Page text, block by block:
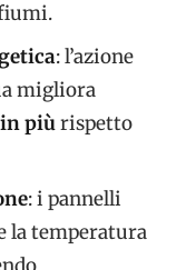
: l’azione
migliora
piùrispetto
: i pannelli
la temperatura